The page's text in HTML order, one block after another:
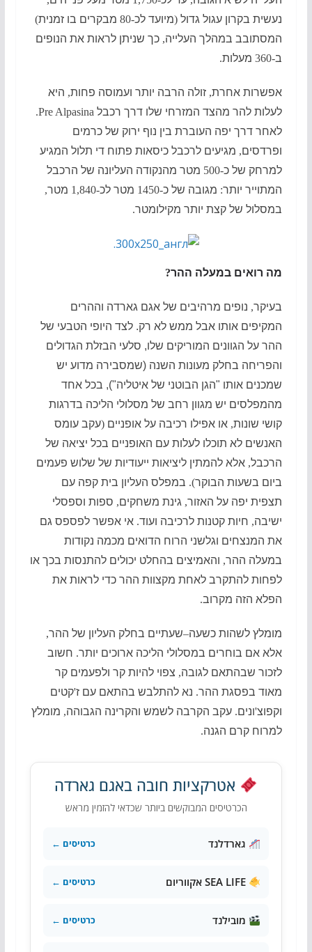
נעשית בקרון עגול גדול (מיועד לכ-80 מבקרים בו זמנית)
המסתובב במהלך העלייה, כך שניתן לראות את הנופים
ב-360 מעלות.
אפשרות אחרת, זולה הרבה יותר ועמוסה פחות, היא
לעלות להר מהצד המזרחי שלו דרך רכבל Pre Alpasina.
לאחר דרך יפה העוברת בין נוף ירוק של כרמים
ופרדסים, מגיעים לרכבל כיסאות פתוח די תלול המגיע
למרחק של כ-500
מטר מהנקודה העליונה של הרכבל
המתוייר יותר: מגובה של כ-1450 מטר לכ-1,840 מטר,
במסלול של קצת יותר מקילומטר.
מה רואים במעלה ההר?
בעיקר, נופים מרהיבים של אגם גארדה וההרים
המקיפים אותו אבל ממש לא רק. לצד היופי הטבעי של
ההר על הגוונים המוריקים שלו, סלעי הבזלת הגדולים
והפריחה בחלק מעונות השנה (שמסבירה מדוע יש
שמכנים אותו "הגן הבוטני של איטליה"), בכל אחד
מהמפלסים יש מגוון רחב של מסלולי הליכה בדרגות
קושי שונות, או אפילו רכיבה על אופניים (עקב עומס
האנשים לא תוכלו לעלות עם האופניים בכל יציאה של
הרכבל, אלא להמתין ליציאות ייעודיות של שלוש פעמים
ביום בשעות הבוקר). במפלס העליון בית קפה עם
תצפית יפה על האזור, גינת משחקים, ספות וספסלי
ישיבה, חיות קטנות לרכיבה ועוד. אי אפשר לפספס גם
את המנצחים וגלשני הרוח הדואים מכמה נקודות
במעלה ההר, והאמיצים בהחלט יכולים להתנסות בכך או
לפחות להתקרב לאחת מקצוות ההר כדי לראות את
הפלא הזה מקרוב.
מומלץ לשהות כשעה–שעתיים בחלק העליון של ההר,
אלא אם בוחרים במסלולי הליכה ארוכים יותר. חשוב
לזכור שבהתאם לגובה, צפוי להיות קר ולפעמים קר
מאוד בפסגת ההר. נא להתלבש בהתאם עם ז'קטים
וקפוצ'ונים. עקב הקרבה לשמש והקרינה הגבוהה, מומלץ
למרוח קרם הגנה.
אטרקציות חובה באגם גארדה
הכרטיסים המבוקשים ביותר שכדאי להזמין מראש
גארדלנד כרטיסים ←
כרטיסים ←
מובילנד כרטיסים ←